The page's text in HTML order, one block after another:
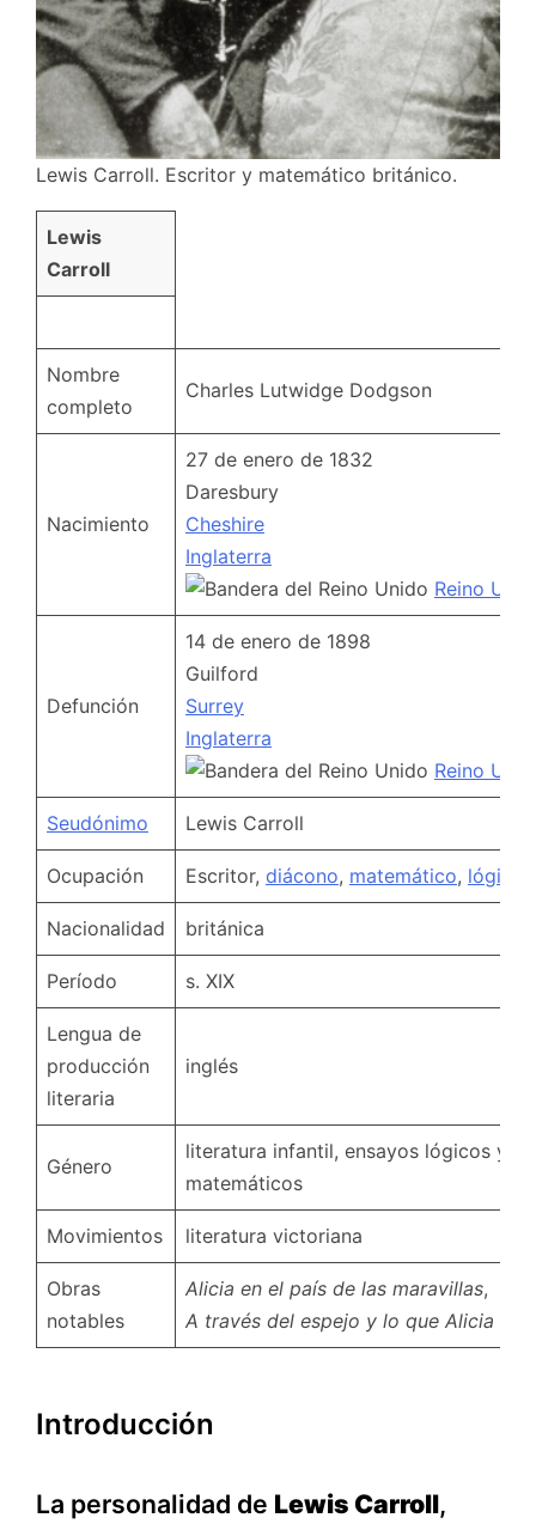
Lewis Carroll. Escritor y matemático británico.
Lewis
Carroll
Nombre
completo
Charles Lutwidge Dodgson
Nacimiento
27 de enero de 1832
Daresbury
Cheshire
Inglaterra
Reino
Defunción
14 de enero de 1898
Guilford
Surrey
Inglaterra
Reino
Seudónimo Lewis Carroll
Ocupación Escritor, diácono, matemático, lógico
Nacionalidad británica
Período s. XIX
Lengua de
producción
literaria
inglés
Género
literatura infantil, ensayos lógicos y
matemáticos
Movimientos literatura victoriana
Obras
notables
Alicia en el país de las maravillas,
A través del espejo y lo que Alicia
Introducción
La personalidad de Lewis Carroll,